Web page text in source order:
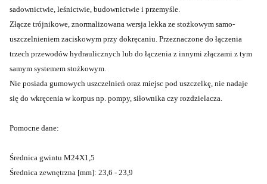
sadownictwie, leśnictwie, budownictwie i przemyśle.
Złącze trójnikowe, znormalizowana wersja lekka ze stożkowym samo-
uszczelnieniem zaciskowym przy dokręcaniu. Przeznaczone do łączenia
trzech przewodów hydraulicznych lub do łączenia z innymi złączami z tym
samym systemem stożkowym.
Nie posiada gumowych uszczelnień oraz miejsc pod uszczelkę, nie nadaje
się do wkręcenia w korpus np. pompy, siłownika czy rozdzielacza.
Pomocne dane:
Średnica gwintu M24X1,5
Średnica zewnętrzna [mm]: 23,6 - 23,9